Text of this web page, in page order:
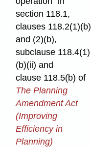
section 118.1,
clauses 118.2(1)(b)
and (2)(b),
subclause 118.4(1)
(b)(ii) and
clause 118.5(b) of
The Planning
Amendment Act
(Improving
Efficiency in
Planning)